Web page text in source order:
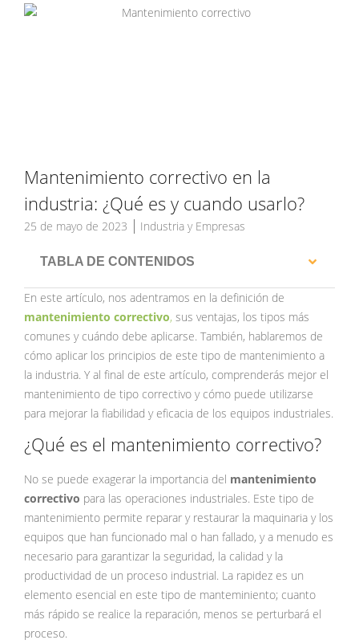
Mantenimiento correctivo en la
industria: ¿Qué es y cuando usarlo?
25 de mayo de 2023 Industria y Empresas
TABLA DE CONTENIDOS
En este artículo, nos adentramos en la definición de
mantenimiento correctivo, sus ventajas, los tipos más
comunes y cuándo debe aplicarse. También, hablaremos de
cómo aplicar los principios de este tipo de mantenimiento a
la industria. Y al final de este artículo, comprenderás mejor el
mantenimiento de tipo correctivo y cómo puede utilizarse
para mejorar la fiabilidad y eficacia de los equipos industriales.
¿Qué es el mantenimiento correctivo?
No se puede exagerar la importancia del mantenimiento
correctivo para las operaciones industriales. Este tipo de
mantenimiento permite reparar y restaurar la maquinaria y los
equipos que han funcionado mal o han fallado, y a menudo es
necesario para garantizar la seguridad, la calidad y la
productividad de un proceso industrial. La rapidez es un
elemento esencial en este tipo de manteminiento; cuanto
más rápido se realice la reparación, menos se perturbará el
proceso.